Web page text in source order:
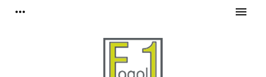
more_horiz menu